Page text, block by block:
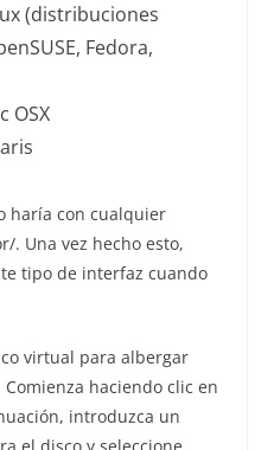
(distribuciones
Fedora,
OSX
haría con cualquier
. Una vez hecho esto,
tipo de interfaz cuando
virtual para albergar
haciendo clic en
introduzca un